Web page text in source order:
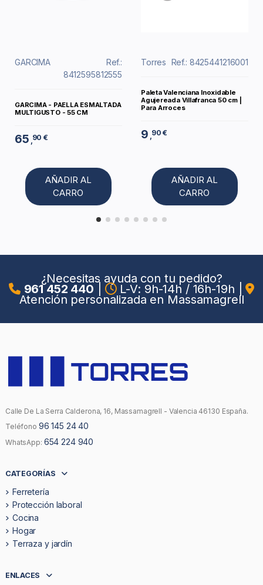
GARCIMA
Ref.:
8412595812555
GARCIMA - PAELLA ESMALTADA
MULTIGUSTO - 55 CM
65 ,90 €
AÑADIR AL
CARRO
Torres Ref.: 8425441216001
Paleta Valenciana Inoxidable
Agujereada Villafranca 50 cm |
Para Arroces
9 ,90 €
AÑADIR AL
CARRO
¿Necesitas ayuda con tu pedido?
961 452 440 L-V: 9h-14h / 16h-19h
Atención personalizada en Massamagrell
Calle De La Serra Calderona, 16, Massamagrell - Valencia 46130 España.
Teléfono 96 145 24 40
WhatsApp: 654 224 940
CATEGORÍAS
Ferretería
Protección laboral
Cocina
Hogar
Terraza y jardín
ENLACES